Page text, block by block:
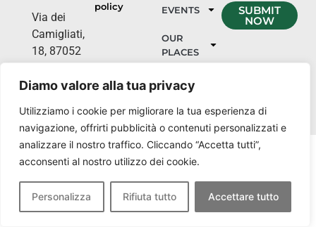
Diamo valore alla tua privacy
Utilizziamo i cookie per migliorare la tua esperienza di
navigazione, offrirti pubblicità o contenuti personalizzati e
analizzare il nostro traffico. Cliccando “Accetta tutti”,
acconsenti al nostro utilizzo dei cookie.
Personalizza Rifiuta tutto Accettare tutto
Via dei
Camigliati,
18, 87052
Silano CS
policy
EVENTS
OUR
PLACES
SUBMIT
NOW